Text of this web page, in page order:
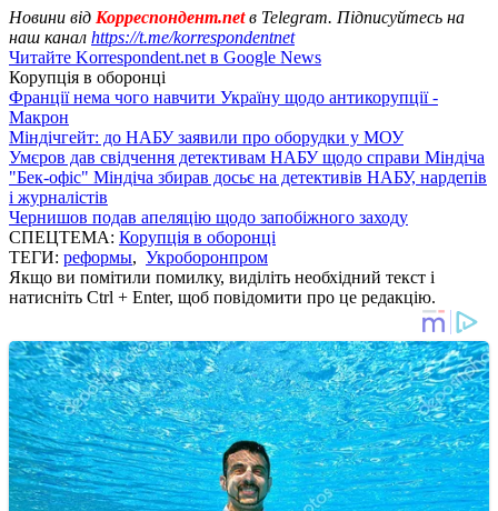
Новини від Корреспондент.netв Telegram. Підписуйтесь на
наш канал https://t.me/korrespondentnet
Читайте Korrespondent.net в Google News
Корупція в оборонці
Франції нема чого навчити Україну щодо антикорупції -
Макрон
Міндічгейт: до НАБУ заявили про оборудки у МОУ
Умєров дав свідчення детективам НАБУ щодо справи Міндіча
"Бек-офіс" Міндіча збирав досьє на детективів НАБУ, нардепів
і журналістів
Чернишов подав апеляцію щодо запобіжного заходу
СПЕЦТЕМА: Корупція в оборонці
ТЕГИ: реформы, Укроборонпром
Якщо ви помітили помилку, виділіть необхідний текст і
натисніть Ctrl + Enter, щоб повідомити про це редакцію.